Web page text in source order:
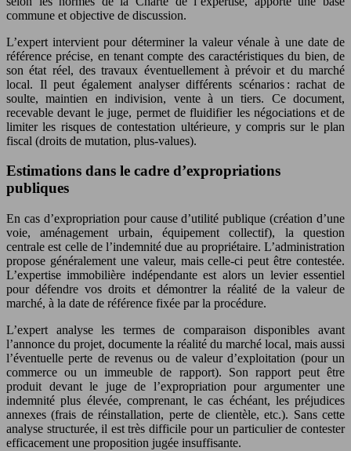
commune et objective de discussion.
L’expert intervient pour déterminer la valeur vénale à une date de
référence précise, en tenant compte des caractéristiques du bien, de
son état réel, des travaux éventuellement à prévoir et du marché
local. Il peut également analyser différents scénarios : rachat de
soulte, maintien en indivision, vente à un tiers. Ce document,
recevable devant le juge, permet de fluidifier les négociations et de
limiter les risques de contestation ultérieure, y compris sur le plan
fiscal (droits de mutation, plus-values).
Estimations dans le cadre d’expropriations
publiques
En cas d’expropriation pour cause d’utilité publique (création d’une
voie, aménagement urbain, équipement collectif), la question
centrale est celle de l’indemnité due au propriétaire. L’administration
propose généralement une valeur, mais celle-ci peut être contestée.
L’expertise immobilière indépendante est alors un levier essentiel
pour défendre vos droits et démontrer la réalité de la valeur de
marché, à la date de référence fixée par la procédure.
L’expert analyse les termes de comparaison disponibles avant
l’annonce du projet, documente la réalité du marché local, mais aussi
l’éventuelle perte de revenus ou de valeur d’exploitation (pour un
commerce ou un immeuble de rapport). Son rapport peut être
produit devant le juge de l’expropriation pour argumenter une
indemnité plus élevée, comprenant, le cas échéant, les préjudices
annexes (frais de réinstallation, perte de clientèle, etc.). Sans cette
analyse structurée, il est très difficile pour un particulier de contester
efficacement une proposition jugée insuffisante.